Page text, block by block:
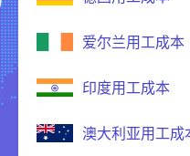
爱尔兰用工成本
印度用工成本
澳大利亚用工成